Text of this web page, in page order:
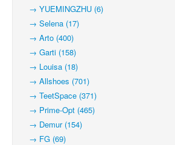
→ YUEMINGZHU (6)
→ Selena (17)
→ Arto (400)
→ Garti (158)
→ Louisa (18)
→ Allshoes (701)
→ TeetSpace (371)
→ Prime-Opt (465)
→ Demur (154)
→ FG (69)